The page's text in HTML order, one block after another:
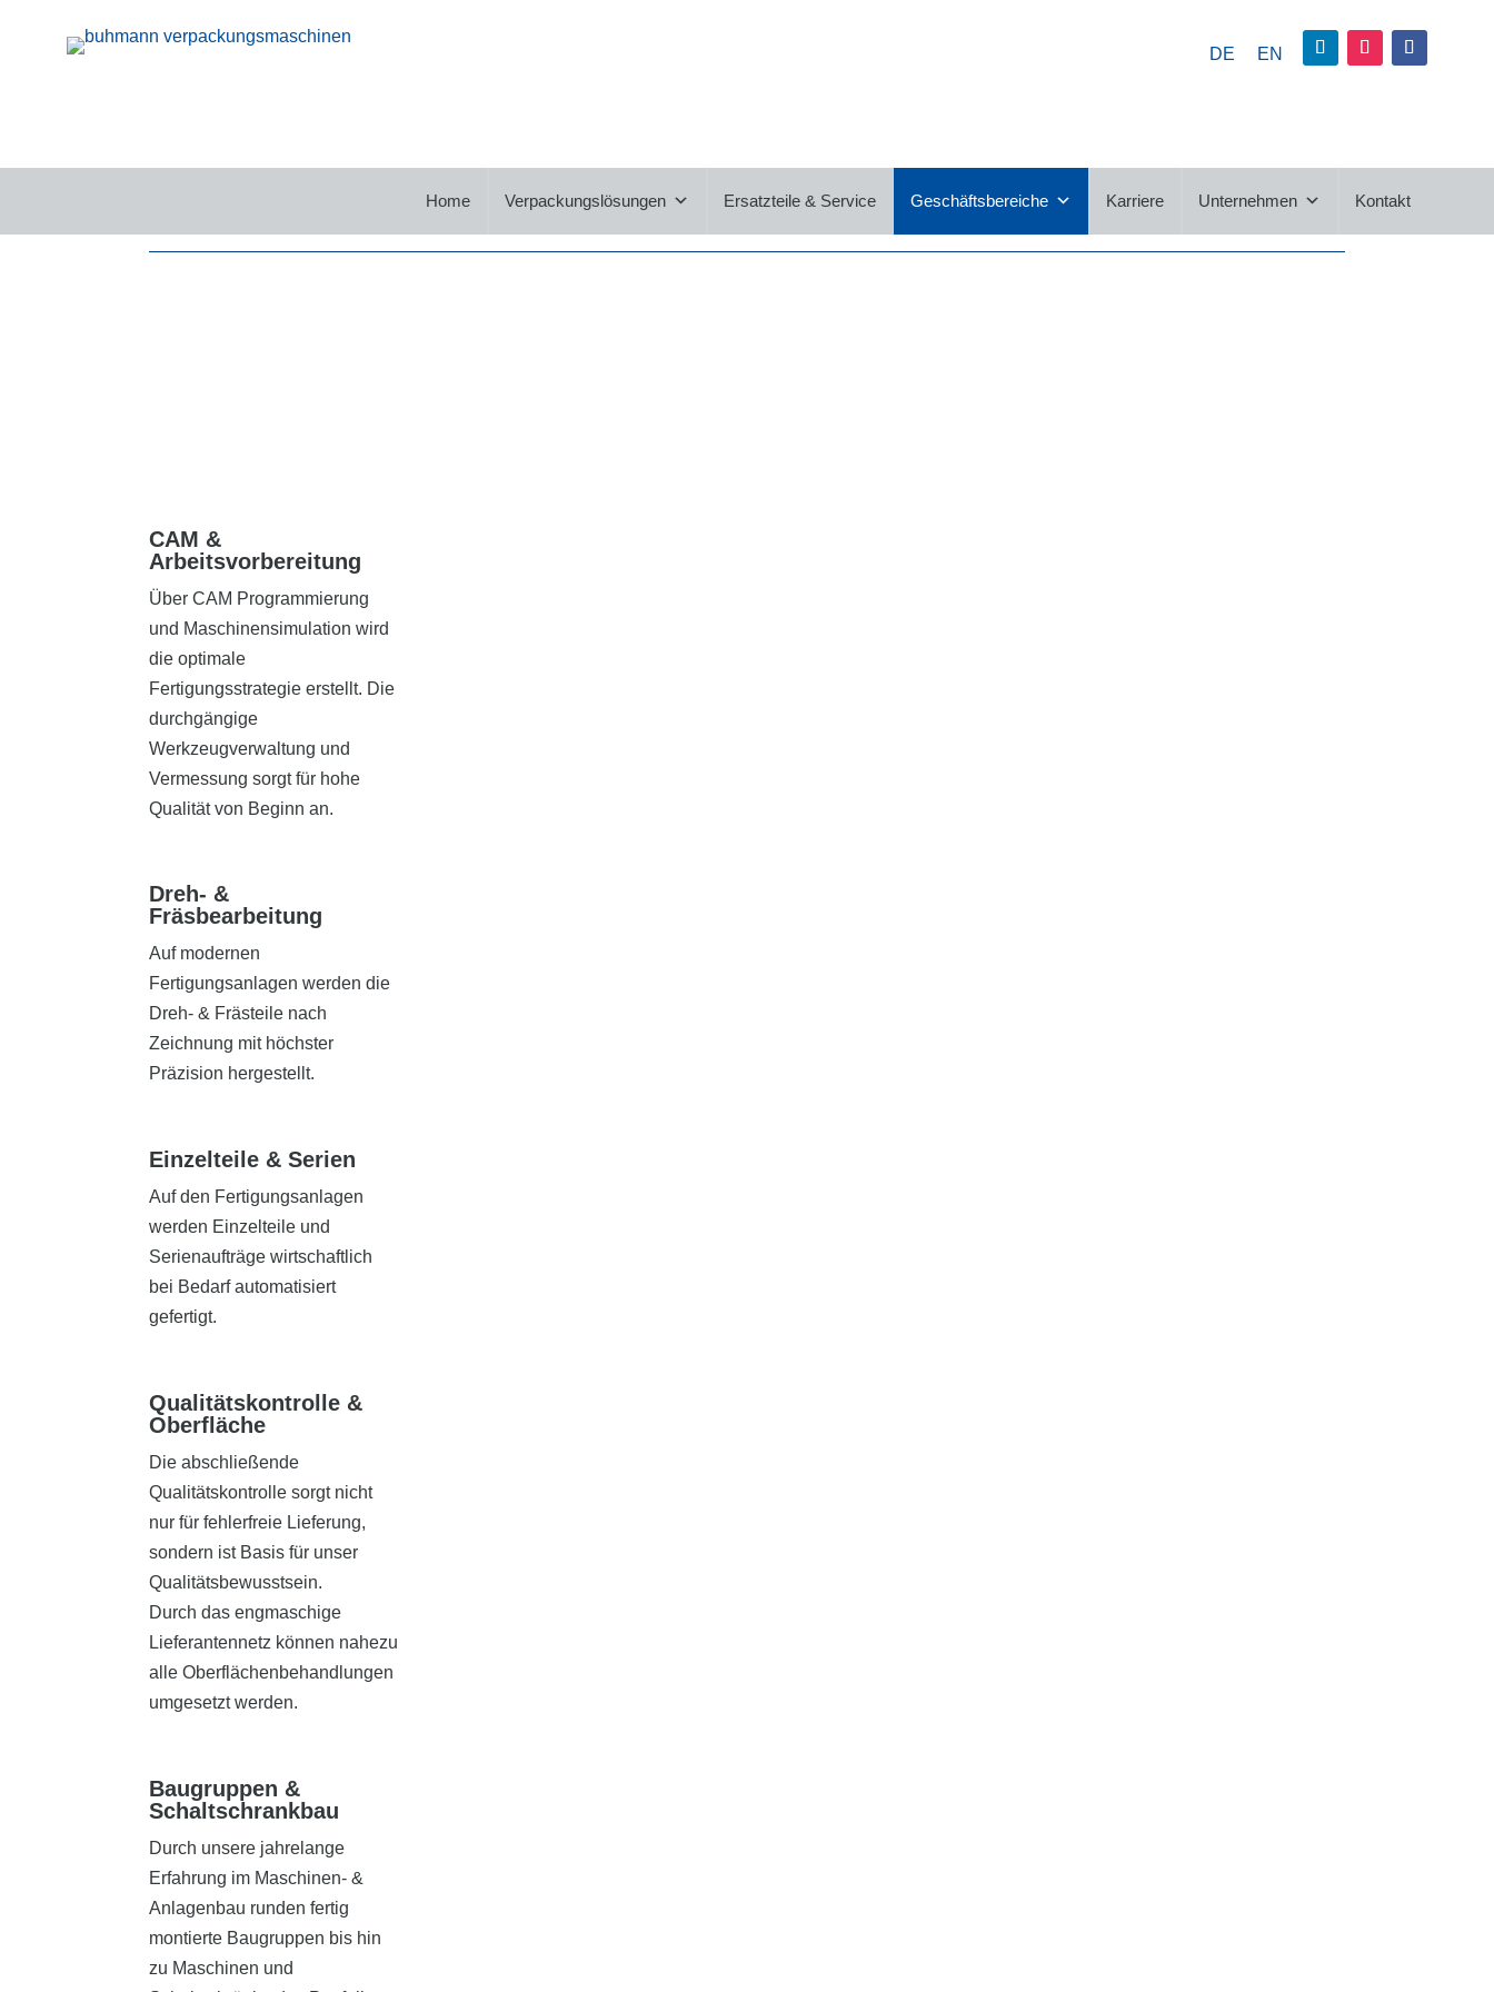
DE EN
Home Verpackungslösungen Ersatzteile & Service Geschäftsbereiche Karriere Unternehmen Kontakt
Schaltschränke werden in die unterschiedlichsten Branchen geliefert. Kunden aus der Pharmabranche, Maschinen- & Anlagenbau sowie
Roboterhersteller sind nur ein kleiner Auszug jahrelanger Partnerschaften.
CAM &
Arbeitsvorbereitung
Über CAM Programmierung
und Maschinensimulation wird
die optimale
Fertigungsstrategie erstellt. Die
durchgängige
Werkzeugverwaltung und
Vermessung sorgt für hohe
Qualität von Beginn an.
Dreh- &
Fräsbearbeitung
Auf modernen
Fertigungsanlagen werden die
Dreh- & Frästeile nach
Zeichnung mit höchster
Präzision hergestellt.
Einzelteile & Serien
Auf den Fertigungsanlagen
werden Einzelteile und
Serienaufträge wirtschaftlich
bei Bedarf automatisiert
gefertigt.
Qualitätskontrolle &
Oberfläche
Die abschließende
Qualitätskontrolle sorgt nicht
nur für fehlerfreie Lieferung,
sondern ist Basis für unser
Qualitätsbewusstsein.
Durch das engmaschige
Lieferantennetz können nahezu
alle Oberflächenbehandlungen
umgesetzt werden.
Baugruppen &
Schaltschrankbau
Durch unsere jahrelange
Erfahrung im Maschinen- &
Anlagenbau runden fertig
montierte Baugruppen bis hin
zu Maschinen und